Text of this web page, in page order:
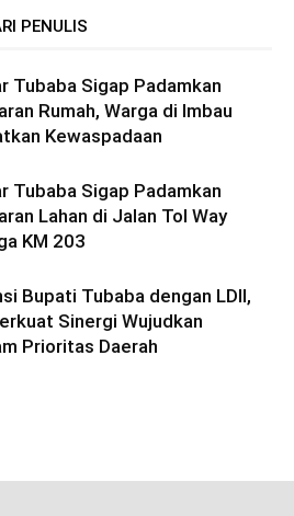
PENULIS
Tubaba Sigap Padamkan
Rumah, Warga di Imbau
Kewaspadaan
Tubaba Sigap Padamkan
Lahan di Jalan Tol Way
KM 203
Bupati Tubaba dengan LDII,
Sinergi Wujudkan
Prioritas Daerah